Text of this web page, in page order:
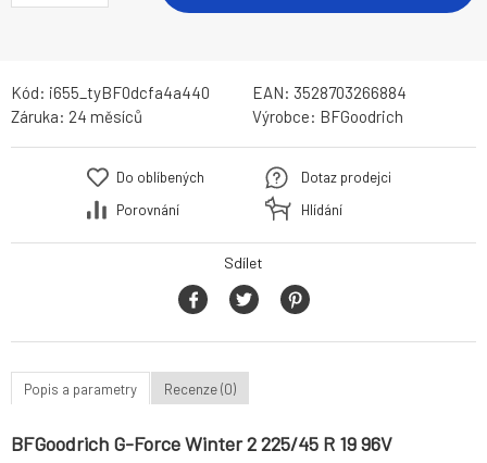
Kód: i655_tyBF0dcfa4a440 EAN: 3528703266884
Záruka: 24 měsíců Výrobce: BFGoodrich
Do oblíbených
Porovnání
Dotaz prodejci
Hlídání
Sdílet
Popis a parametry Recenze (0)
BFGoodrich G-Force Winter 2 225/45 R 19 96V